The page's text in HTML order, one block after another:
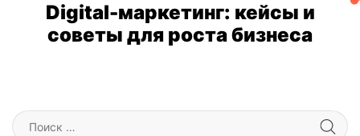
Digital-маркетинг: кейсы и
советы для роста бизнеса